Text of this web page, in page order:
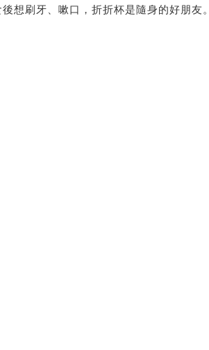
想刷牙、嗽口，折折杯是隨身的好朋友。